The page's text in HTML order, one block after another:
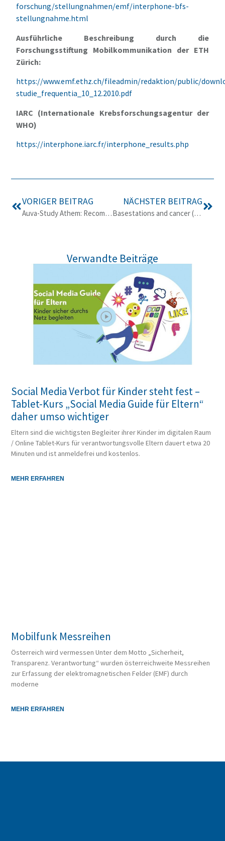
forschung/stellungnahmen/emf/interphone-bfs-
stellungnahme.html
Ausführliche Beschreibung durch die
Forschungsstiftung Mobilkommunikation der ETH
Zürich:
https://www.emf.ethz.ch/fileadmin/redaktion/public/
studie_frequentia_10_12.2010.pdf
IARC (Internationale Krebsforschungsagentur der
WHO)
https://interphone.iarc.fr/interphone_results.php
VORIGER BEITRAG
Auva-Study Athem: Recommendations for mobile phones
NÄCHSTER BEITRAG
Basestations and cancer (C-Network study by Dr. Dr. Gerd Oberfeld, Salzburg)
Verwandte Beiträge
Social Media Verbot für Kinder steht fest –
Tablet-Kurs „Social Media Guide für Eltern“
daher umso wichtiger
Eltern sind die wichtigsten Begleiter ihrer Kinder im digitalen Raum
/ Online Tablet-Kurs für verantwortungsvolle Eltern dauert etwa 20
Minuten und ist anmeldefrei und kostenlos.
MEHR ERFAHREN
Mobilfunk Messreihen
Österreich wird vermessen Unter dem Motto „Sicherheit,
Transparenz. Verantwortung“ wurden österreichweite Messreihen
zur Erfassung der elektromagnetischen Felder (EMF) durch
moderne
MEHR ERFAHREN